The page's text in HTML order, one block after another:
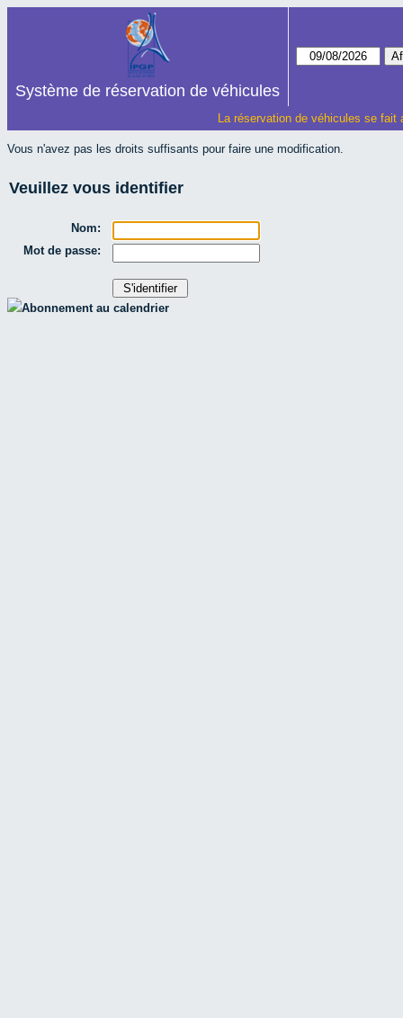
Système de réservation de véhicules
La réservation de véhicules se
Vous n'avez pas les droits suffisants pour faire une modification.
Veuillez vous identifier
Nom:
Mot de passe:
Abonnement au calendrier